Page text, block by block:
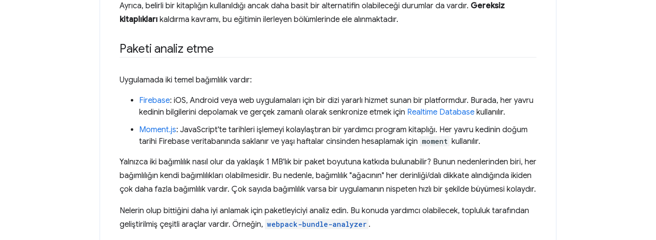
Ayrıca, belirli bir kitaplığın kullanıldığı ancak daha basit bir alternatifin olabileceği durumlar da vardır. Gereksiz
kitaplıkları kaldırma kavramı, bu eğitimin ilerleyen bölümlerinde ele alınmaktadır.
Paketi analiz etme
Uygulamada iki temel bağımlılık vardır:
Firebase: iOS, Android veya web uygulamaları için bir dizi yararlı hizmet sunan bir platformdur. Burada, her yavru
kedinin bilgilerini depolamak ve gerçek zamanlı olarak senkronize etmek için Realtime Database kullanılır.
Moment.js: JavaScript'te tarihleri işlemeyi kolaylaştıran bir yardımcı program kitaplığı. Her yavru kedinin doğum
tarihi Firebase veritabanında saklanır ve yaşı haftalar cinsinden hesaplamak için moment kullanılır.
Yalnızca iki bağımlılık nasıl olur da yaklaşık 1 MB'lık bir paket boyutuna katkıda bulunabilir? Bunun nedenlerinden biri, her
bağımlılığın kendi bağımlılıkları olabilmesidir. Bu nedenle, bağımlılık "ağacının" her derinliği/dalı dikkate alındığında ikiden
çok daha fazla bağımlılık vardır. Çok sayıda bağımlılık varsa bir uygulamanın nispeten hızlı bir şekilde büyümesi kolaydır.
Nelerin olup bittiğini daha iyi anlamak için paketleyiciyi analiz edin. Bu konuda yardımcı olabilecek, topluluk tarafından
geliştirilmiş çeşitli araçlar vardır. Örneğin, webpack-bundle-analyzer .